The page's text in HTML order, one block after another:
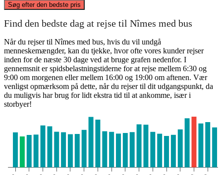
Søg efter den bedste pris
Barcelona
Find den bedste dag at rejse til Nîmes med bus
Når du rejser til Nîmes med bus, hvis du vil undgå
menneskemængder, kan du tjekke, hvor ofte vores kunder rejser
inden for de næste 30 dage ved at bruge grafen nedenfor. I
gennemsnit er spidsbelastningstiderne for at rejse mellem 6:30 og
9:00 om morgenen eller mellem 16:00 og 19:00 om aftenen. Vær
venligst opmærksom på dette, når du rejser til dit udgangspunkt, da
du muligvis har brug for lidt ekstra tid til at ankomme, især i
storbyer!